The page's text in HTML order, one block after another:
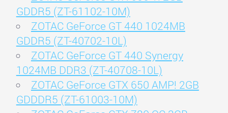
GDDR5 (ZT-61102-10M)
ZOTAC GeForce GT 440 1024MB
GDDR5 (ZT-40702-10L)
ZOTAC GeForce GT 440 Synergy
1024MB DDR3 (ZT-40708-10L)
ZOTAC GeForce GTX 650 AMP! 2GB
GDDDR5 (ZT-61003-10M)